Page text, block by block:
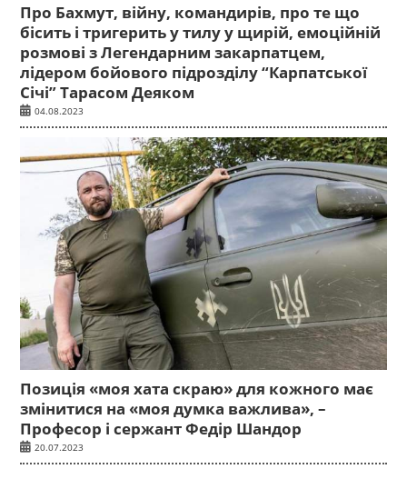
Про Бахмут, війну, командирів, про те що
бісить і тригерить у тилу у щирій, емоційній
розмові з Легендарним закарпатцем,
лідером бойового підрозділу “Карпатської
Січі” Тарасом Деяком
04.08.2023
Позиція «моя хата скраю» для кожного має
змінитися на «моя думка важлива», –
Професор і сержант Федір Шандор
20.07.2023